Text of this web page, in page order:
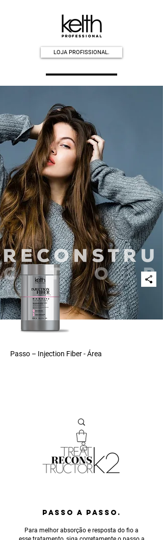
LOJA PROFISSIONAL.
Passo – Injection Fiber - Área
PASSO A PASSO.
Para melhor absorção e resposta do fio a